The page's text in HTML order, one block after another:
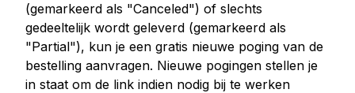
(gemarkeerd als "Canceled") of slechts
gedeeltelijk wordt geleverd (gemarkeerd als
"Partial"), kun je een gratis nieuwe poging van de
bestelling aanvragen. Nieuwe pogingen stellen je
in staat om de link indien nodig bij te werken